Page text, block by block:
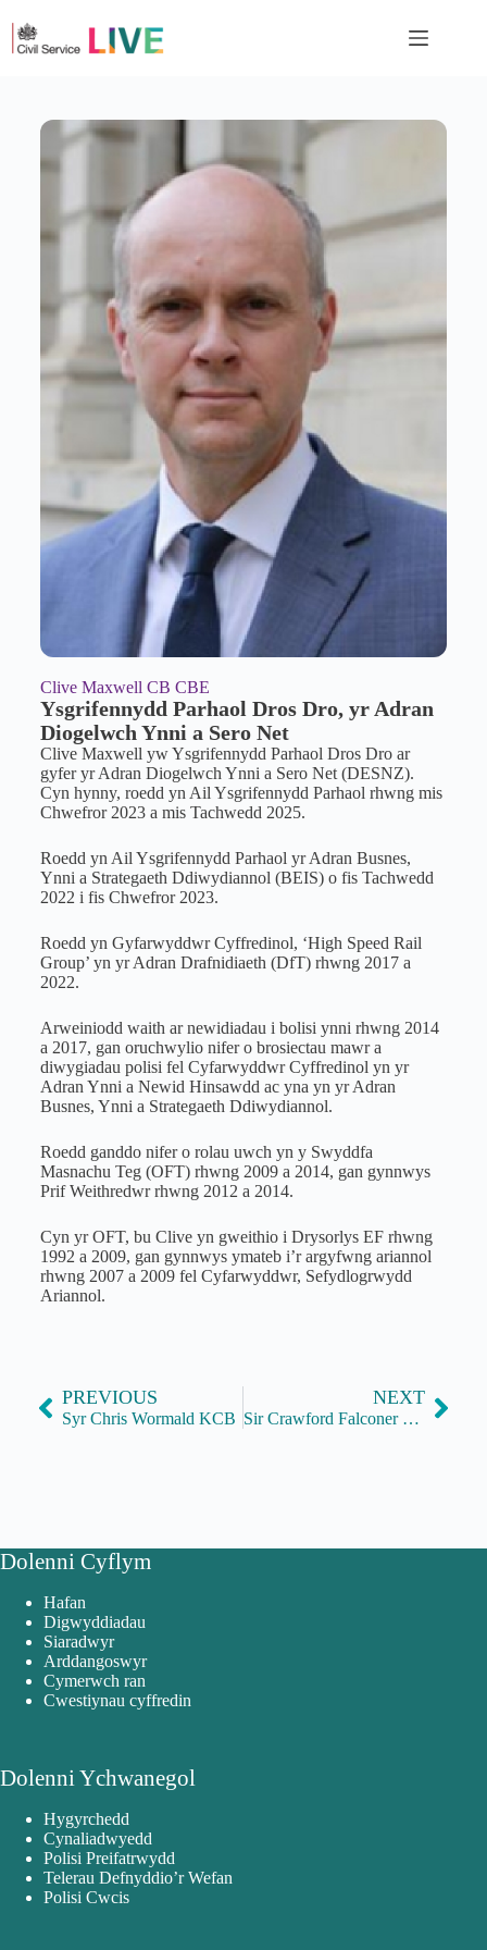
Clive Maxwell CB CBE
Ysgrifennydd Parhaol Dros Dro, yr Adran
Diogelwch Ynni a Sero Net
Clive Maxwell yw Ysgrifennydd Parhaol Dros Dro ar
gyfer yr Adran Diogelwch Ynni a Sero Net (DESNZ).
Cyn hynny, roedd yn Ail Ysgrifennydd Parhaol rhwng mis
Chwefror 2023 a mis Tachwedd 2025.
Roedd yn Ail Ysgrifennydd Parhaol yr Adran Busnes,
Ynni a Strategaeth Ddiwydiannol (BEIS) o fis Tachwedd
2022 i fis Chwefror 2023.
Roedd yn Gyfarwyddwr Cyffredinol, ‘High Speed Rail
Group’ yn yr Adran Drafnidiaeth (DfT) rhwng 2017 a
2022.
Arweiniodd waith ar newidiadau i bolisi ynni rhwng 2014
a 2017, gan oruchwylio nifer o brosiectau mawr a
diwygiadau polisi fel Cyfarwyddwr Cyffredinol yn yr
Adran Ynni a Newid Hinsawdd ac yna yn yr Adran
Busnes, Ynni a Strategaeth Ddiwydiannol.
Roedd ganddo nifer o rolau uwch yn y Swyddfa
Masnachu Teg (OFT) rhwng 2009 a 2014, gan gynnwys
Prif Weithredwr rhwng 2012 a 2014.
Cyn yr OFT, bu Clive yn gweithio i Drysorlys EF rhwng
1992 a 2009, gan gynnwys ymateb i’r argyfwng ariannol
rhwng 2007 a 2009 fel Cyfarwyddwr, Sefydlogrwydd
Ariannol.
PREVIOUS
Syr Chris Wormald KCB
NEXT
Sir Crawford Falconer KCMG
Dolenni Cyflym
Hafan
Digwyddiadau
Siaradwyr
Arddangoswyr
Cymerwch ran
Cwestiynau cyffredin
Dolenni Ychwanegol
Hygyrchedd
Cynaliadwyedd
Polisi Preifatrwydd
Telerau Defnyddio’r Wefan
Polisi Cwcis